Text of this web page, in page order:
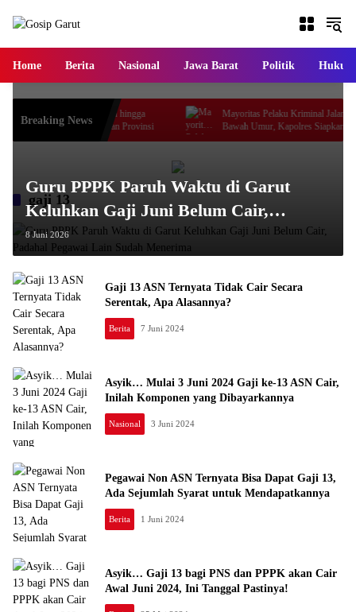
Home Berita Nasional Jawa Barat Politik Hukum
Breaking News
Pembangunan hingga
Jadi Jalan Provinsi
Mayoritas Pelaku Kriminal Jalanan di Garut
Bawah Umur, Kapolres Siapkan Jam Malam
“Police Go to School”
gaji 13
Guru PPPK Paruh Waktu di Garut
Keluhkan Gaji Juni Belum Cair,
Padahal Pegawai Lain Sudah Menerima
8 Juni 2026
Gaji 13 ASN Ternyata Tidak Cair Secara
Serentak, Apa Alasannya?
Berita 7 Juni 2024
Asyik… Mulai 3 Juni 2024 Gaji ke-13 ASN Cair,
Inilah Komponen yang Dibayarkannya
Nasional 3 Juni 2024
Pegawai Non ASN Ternyata Bisa Dapat Gaji 13,
Ada Sejumlah Syarat untuk Mendapatkannya
Berita 1 Juni 2024
Asyik… Gaji 13 bagi PNS dan PPPK akan Cair
Awal Juni 2024, Ini Tanggal Pastinya!